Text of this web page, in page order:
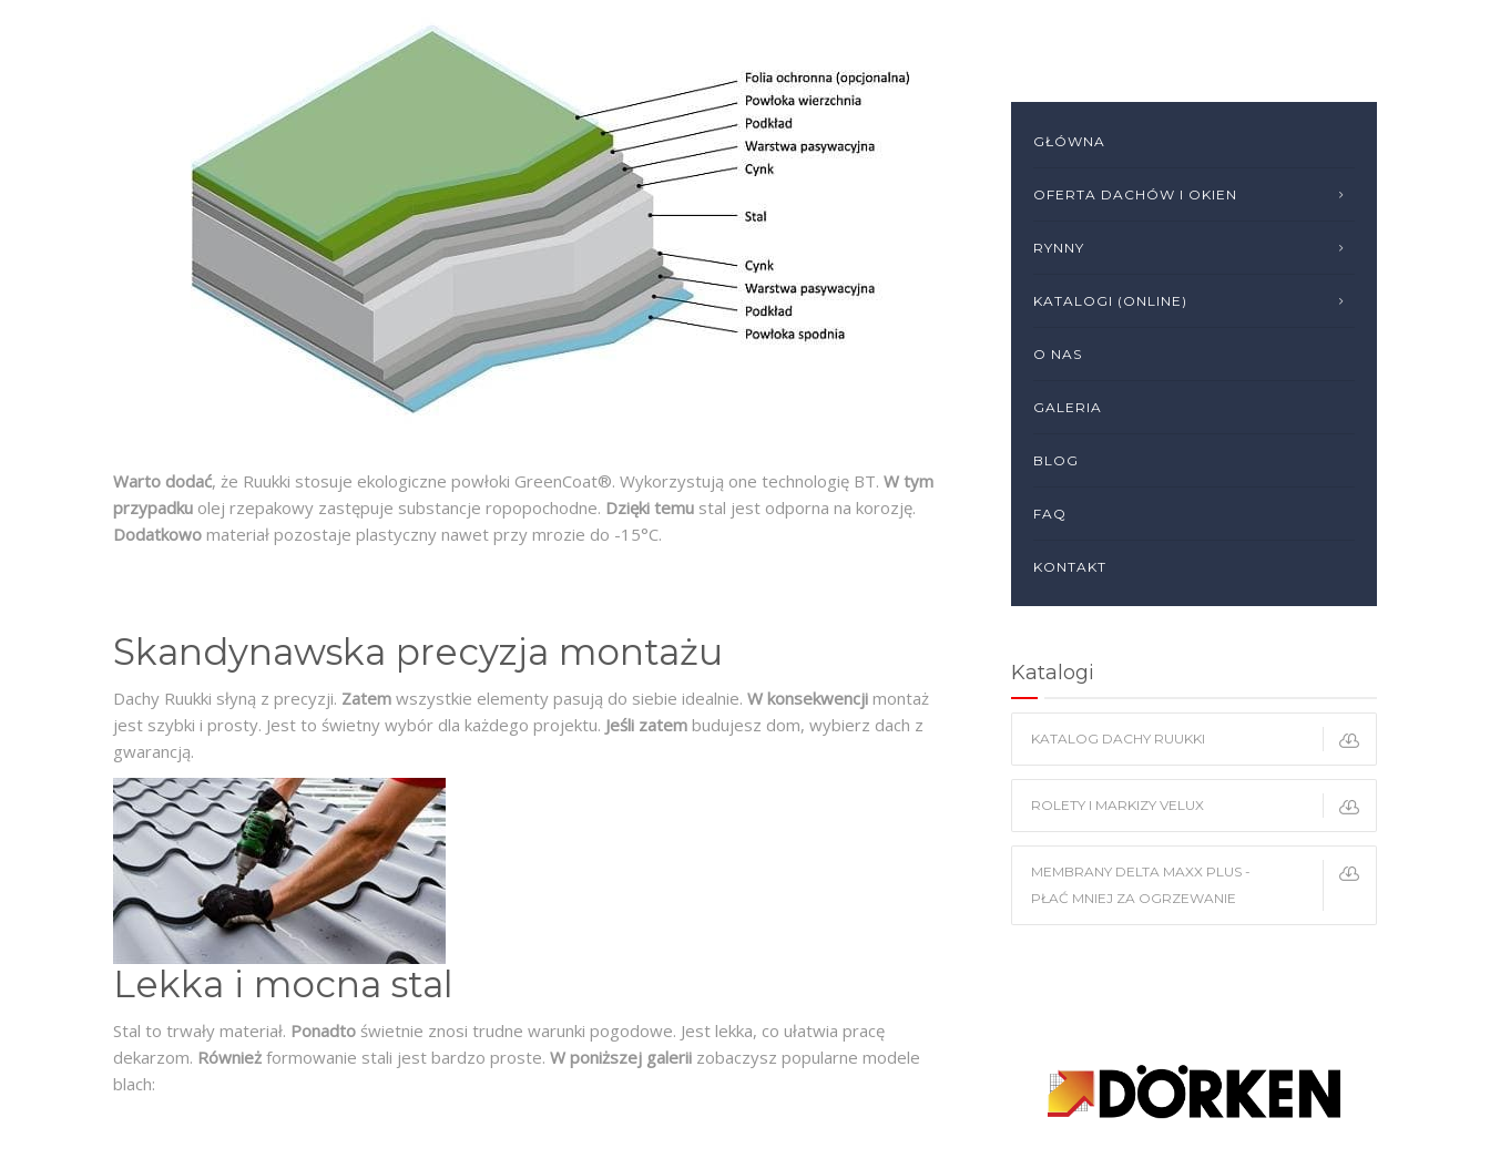
Warto dodać, że Ruukki stosuje ekologiczne powłoki GreenCoat®. Wykorzystują one technologię BT. W tym
przypadku olej rzepakowy zastępuje substancje ropopochodne. Dzięki temu stal jest odporna na korozję.
Dodatkowo materiał pozostaje plastyczny nawet przy mrozie do -15°C.
Skandynawska precyzja montażu
Dachy Ruukki słyną z precyzji. Zatem wszystkie elementy pasują do siebie idealnie. W konsekwencji montaż
jest szybki i prosty. Jest to świetny wybór dla każdego projektu. Jeśli zatem budujesz dom, wybierz dach z
gwarancją.
Lekka i mocna stal
Stal to trwały materiał. Ponadto świetnie znosi trudne warunki pogodowe. Jest lekka, co ułatwia pracę
dekarzom. Również formowanie stali jest bardzo proste. W poniższej galerii zobaczysz popularne modele
blach:
GŁÓWNA
OFERTA DACHÓW I OKIEN
RYNNY
KATALOGI (ONLINE)
O NAS
GALERIA
BLOG
FAQ
KONTAKT
Katalogi
KATALOG DACHY RUUKKI
ROLETY I MARKIZY VELUX
MEMBRANY DELTA MAXX PLUS -
PŁAĆ MNIEJ ZA OGRZEWANIE